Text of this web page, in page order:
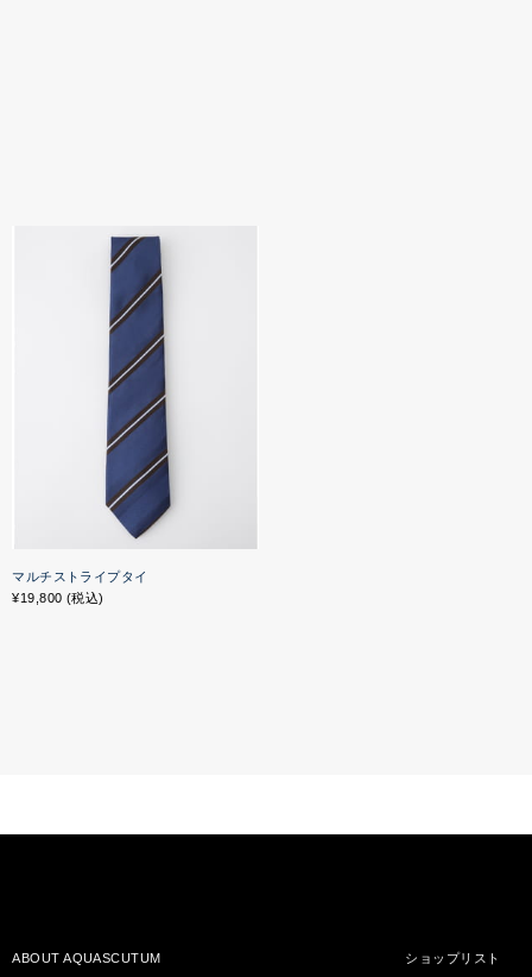
マルチストライプタイ
¥19,800 (税込)
ABOUT AQUASCUTUM ショップリスト